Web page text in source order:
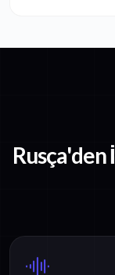
Rusça'den